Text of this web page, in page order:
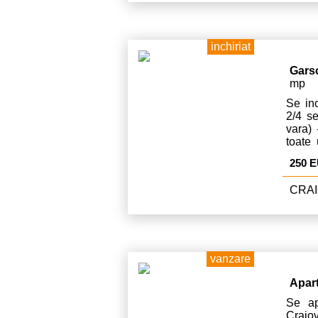
inchiriat
mp
Se
2/4
vara)
toate
250
vanzare
Se